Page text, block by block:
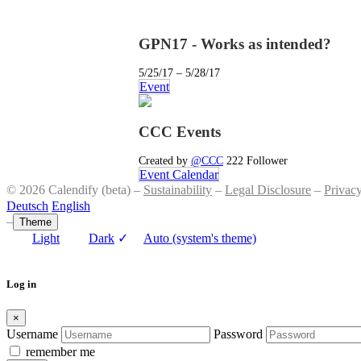
GPN17 - Works as intended?
5/25/17 – 5/28/17
Event
CCC Events
Created by @CCC 222 Follower
Event Calendar
© 2026 Calendify (beta) – Sustainability – Legal Disclosure –
Deutsch English
– Theme
Light Dark ✓ Auto (system's theme)
Log in
×
Username
Password
remember me